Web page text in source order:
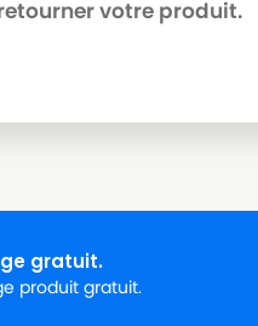
votre produit.
gratuit.
produit gratuit.